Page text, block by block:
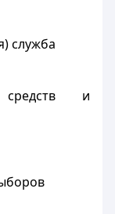
служба
средств и